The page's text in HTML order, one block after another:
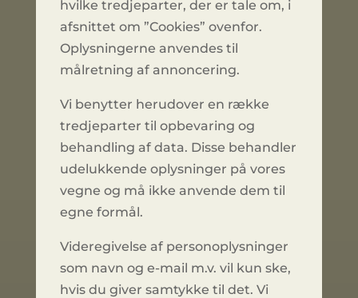
hvilke tredjeparter, der er tale om, i
afsnittet om ”Cookies” ovenfor.
Oplysningerne anvendes til
målretning af annoncering.
Vi benytter herudover en række
tredjeparter til opbevaring og
behandling af data. Disse behandler
udelukkende oplysninger på vores
vegne og må ikke anvende dem til
egne formål.
Videregivelse af personoplysninger
som navn og e-mail m.v. vil kun ske,
hvis du giver samtykke til det. Vi